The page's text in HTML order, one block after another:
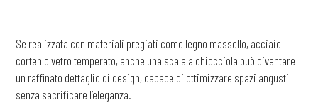
Se realizzata con materiali pregiati come legno massello, acciaio
corten o vetro temperato, anche una scala a chiocciola può diventare
un raffinato dettaglio di design, capace di ottimizzare spazi angusti
senza sacrificare l’eleganza.